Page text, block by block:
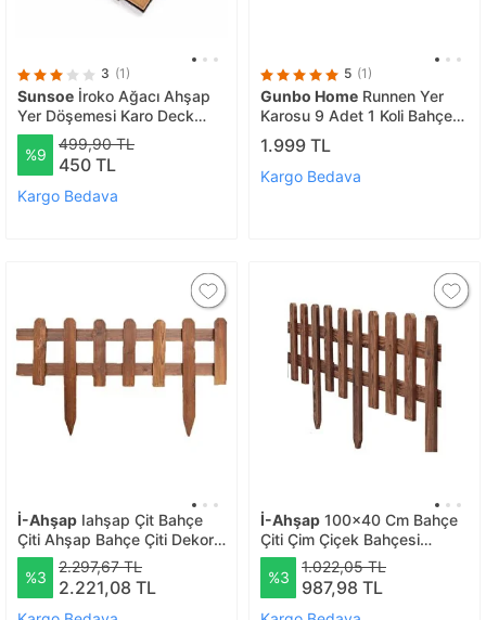
3 (1)
Sunsoe İroko Ağacı Ahşap
Yer Döşemesi Karo Deck
30x30 Cm–1 Adet 0,09m2
%9
499,90 TL
450 TL
Kargo Bedava
5 (1)
Gunbo Home Runnen Yer
Karosu 9 Adet 1 Koli Bahçe
Banyo Deck Ahşap Karo
Masif Yer Döşemesi Balkon
Deck
1.999 TL
Kargo Bedava
İ-Ahşap Iahşap Çit Bahçe
Çiti Ahşap Bahçe Çiti Dekor
Çit | Ebat-toprak Üstü 100
Cm
%3
2.297,67 TL
2.221,08 TL
İ-Ahşap 100x40 Cm Bahçe
Çiti Çim Çiçek Bahçesi
Ahşap Çiti Peyzaj Yolu Çiti
Ahşap Bahçe Çiti | Ebat-
toprak Üstü 40 Cm- Uzunluk
%3
1.022,05 TL
987,98 TL